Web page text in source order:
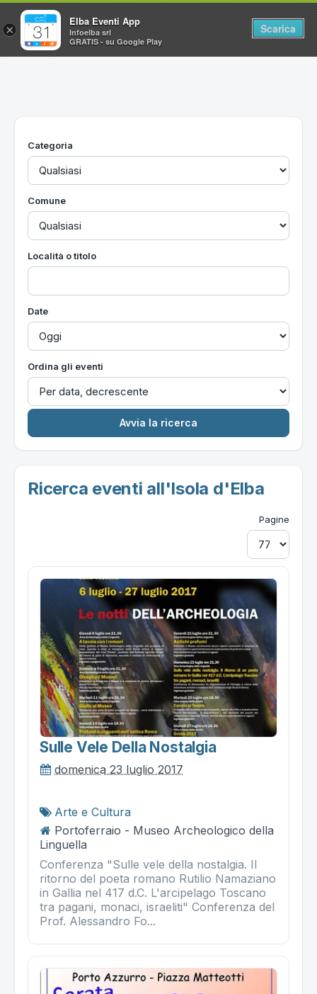
Home
Utilità
Categoria
Comune
Località o titolo
Date
Ordina gli eventi
Ricerca eventi all'Isola d'Elba
Pagine
Sulle Vele Della Nostalgia
domenica 23 luglio 2017
Arte e Cultura
Portoferraio - Museo Archeologico della
Linguella
Conferenza "Sulle vele della nostalgia. Il
ritorno del poeta romano Rutilio Namaziano
in Gallia nel 417 d.C. L'arcipelago Toscano
tra pagani, monaci, israeliti" Conferenza del
Prof. Alessandro Fo...
×
Elba Eventi App
Infoelba srl
GRATIS - su Google Play
Scarica